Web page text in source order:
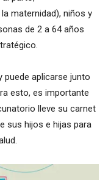
maternidad), niños y
de 2 a 64 años
puede aplicarse junto
esto, es importante
lleve su carnet
sus hijos e hijas para